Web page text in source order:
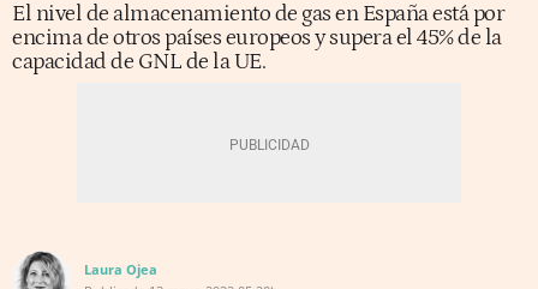
El nivel de almacenamiento de gas en España está por
encima de otros países europeos y supera el 45% de la
capacidad de GNL de la UE.
Laura Ojea